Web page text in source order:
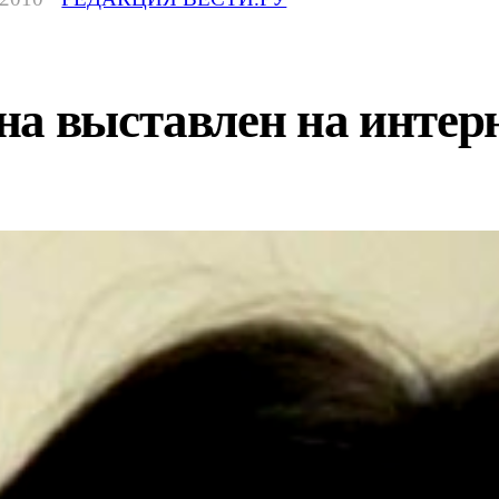
выставлен на